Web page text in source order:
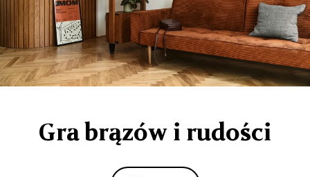
Gra brązów i rudości